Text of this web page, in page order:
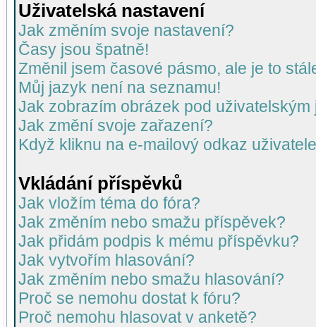
Uživatelská nastavení
Jak změním svoje nastavení?
Časy jsou špatně!
Změnil jsem časové pásmo, ale je to
Můj jazyk není na seznamu!
Jak zobrazím obrázek pod uživatelským
Jak změní svoje zařazení?
Když kliknu na e-mailový odkaz
Vkládání příspěvků
Jak vložím téma do fóra?
Jak změním nebo smažu příspěvek?
Jak přidám podpis k mému příspěvku?
Jak vytvořím hlasování?
Jak změním nebo smažu hlasování?
Proč se nemohu dostat k fóru?
Proč nemohu hlasovat v anketě?